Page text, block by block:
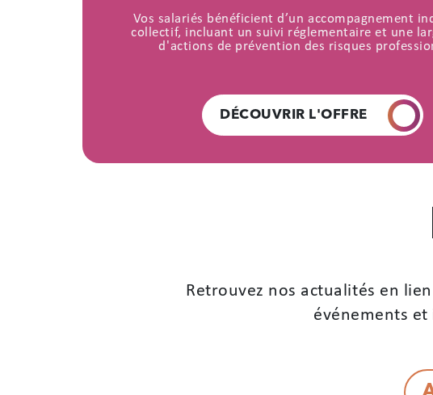
Vos salariés bénéficient d’un accompagnement
collectif, incluant un suivi réglementaire et une
d'actions de prévention des risques
DÉCOUVRIR L'OFFRE
Retrouvez nos actualités en
événements